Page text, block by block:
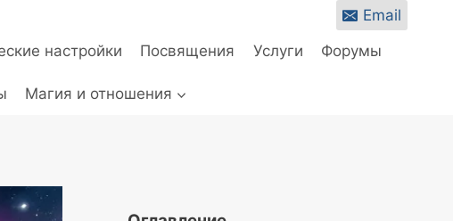
Email
настройки Посвящения Услуги Форумы
Магия и отношения